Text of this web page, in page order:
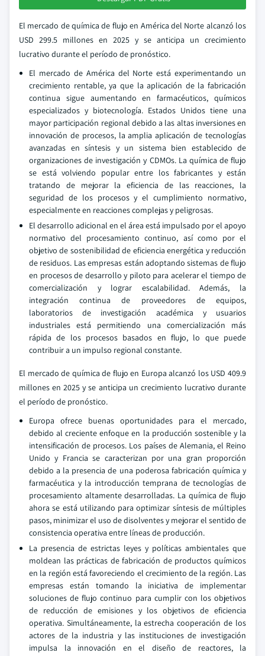
El mercado de química de flujo en América del Norte alcanzó los
USD 299.5 millones en 2025 y se anticipa un crecimiento
lucrativo durante el período de pronóstico.
El mercado de América del Norte está experimentando un
crecimiento rentable, ya que la aplicación de la fabricación
continua sigue aumentando en farmacéuticos, químicos
especializados y biotecnología. Estados Unidos tiene una
mayor participación regional debido a las altas inversiones en
innovación de procesos, la amplia aplicación de tecnologías
avanzadas en síntesis y un sistema bien establecido de
organizaciones de investigación y CDMOs. La química de flujo
se está volviendo popular entre los fabricantes y están
tratando de mejorar la eficiencia de las reacciones, la
seguridad de los procesos y el cumplimiento normativo,
especialmente en reacciones complejas y peligrosas.
El desarrollo adicional en el área está impulsado por el apoyo
normativo del procesamiento continuo, así como por el
objetivo de sostenibilidad de eficiencia energética y reducción
de residuos. Las empresas están adoptando sistemas de flujo
en procesos de desarrollo y piloto para acelerar el tiempo de
comercialización y lograr escalabilidad. Además, la
integración continua de proveedores de equipos,
laboratorios de investigación académica y usuarios
industriales está permitiendo una comercialización más
rápida de los procesos basados en flujo, lo que puede
contribuir a un impulso regional constante.
El mercado de química de flujo en Europa alcanzó los USD 409.9
millones en 2025 y se anticipa un crecimiento lucrativo durante
el período de pronóstico.
Europa ofrece buenas oportunidades para el mercado,
debido al creciente enfoque en la producción sostenible y la
intensificación de procesos. Los países de Alemania, el Reino
Unido y Francia se caracterizan por una gran proporción
debido a la presencia de una poderosa fabricación química y
farmacéutica y la introducción temprana de tecnologías de
procesamiento altamente desarrolladas. La química de flujo
ahora se está utilizando para optimizar síntesis de múltiples
pasos, minimizar el uso de disolventes y mejorar el sentido de
consistencia operativa entre líneas de producción.
La presencia de estrictas leyes y políticas ambientales que
moldean las prácticas de fabricación de productos químicos
en la región está favoreciendo el crecimiento de la región. Las
empresas están tomando la iniciativa de implementar
soluciones de flujo continuo para cumplir con los objetivos
de reducción de emisiones y los objetivos de eficiencia
operativa. Simultáneamente, la estrecha cooperación de los
actores de la industria y las instituciones de investigación
impulsa la innovación en el diseño de reactores, la